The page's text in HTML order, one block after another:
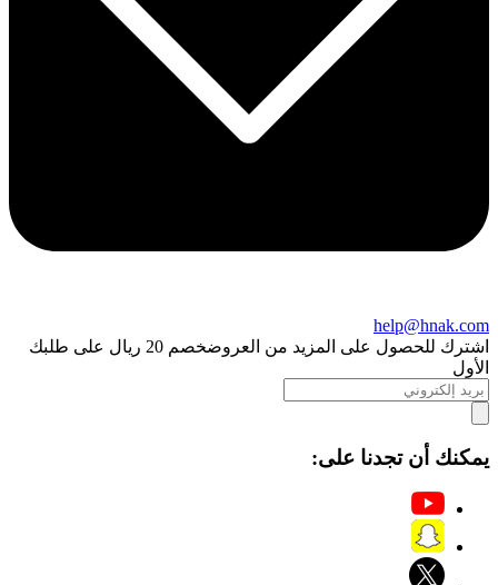
help@hnak.com
اشترك للحصول على المزيد من العروض
خصم 20 ريال على طلبك
الأول
يمكنك أن تجدنا على: